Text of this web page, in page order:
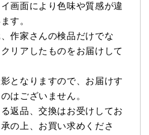
画面により色味や質感が違
す。
作家さんの検品だけでな
リアしたものをお届けして
となりますので、お届けす
はございません。
返品、交換はお受けしてお
の上、お買い求めくださ